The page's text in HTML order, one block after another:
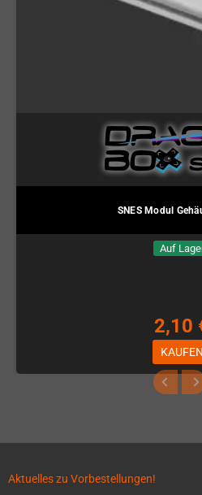
SNES Modul
Auf
2,10
KAUFEN
Aktuelles zu Vorbestellungen!